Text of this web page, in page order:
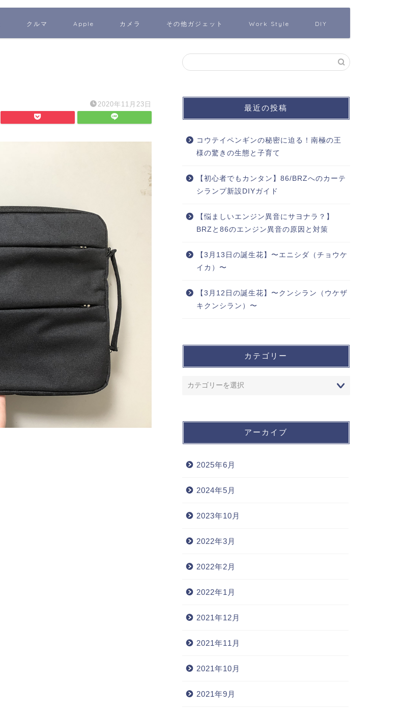
クルマ Apple カメラ その他ガジェット Work Style DIY
2020年11月23日 最近の投稿
コウテイペンギンの秘密に迫る！南極の王
様の驚きの生態と子育て
【初心者でもカンタン】86/BRZへのカーテ
シランプ新設DIYガイド
【悩ましいエンジン異音にサヨナラ？】
BRZと86のエンジン異音の原因と対策
【3月13日の誕生花】〜エニシダ（チョウケ
イカ）〜
【3月12日の誕生花】〜クンシラン（ウケザ
キクンシラン）〜
カテゴリー
アーカイブ
2025年6月
2024年5月
2023年10月
2022年3月
2022年2月
2022年1月
2021年12月
2021年11月
2021年10月
2021年9月